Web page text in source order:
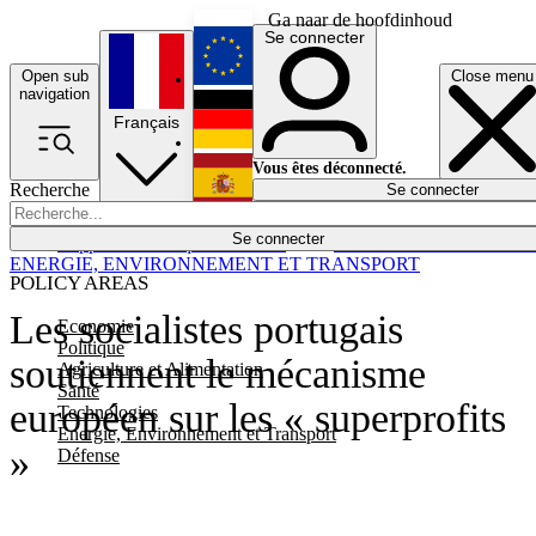
Ga naar de hoofdinhoud
Open sub
navigation
Close menu
Recherche
Se connecter
POLICY AREAS
Economie
Politique
Agriculture et Alimentation
Santé
Technologies
Energie, Environnement et Transport
Défense
Économie
Français
English
Deutsch
Español
Se connecter
Vous êtes déconnecté.
Se connecter
Les socialistes portugais
soutiennent le mécanisme
européen sur les « superprofits
»
ENERGIE, ENVIRONNEMENT ET TRANSPORT